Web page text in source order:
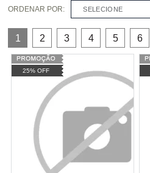
ORDENAR POR: SELECIONE
1 2 3 4 5 6
25% OFF